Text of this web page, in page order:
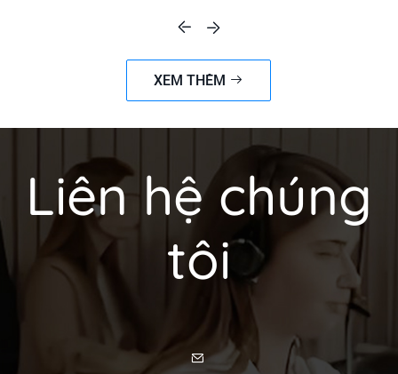
XEM THÊM
Liên hệ chúng
tôi